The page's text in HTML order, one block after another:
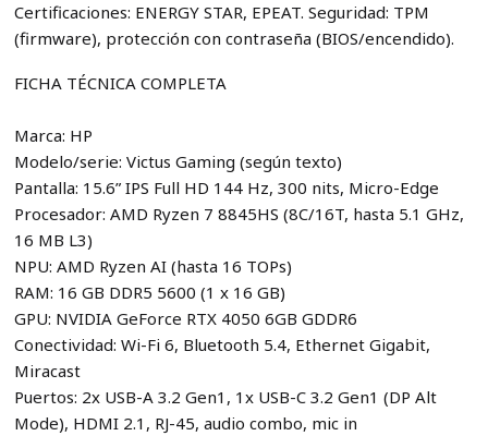
Certificaciones: ENERGY STAR, EPEAT. Seguridad: TPM
(firmware), protección con contraseña (BIOS/encendido).
FICHA TÉCNICA COMPLETA
Marca: HP
Modelo/serie: Victus Gaming (según texto)
Pantalla: 15.6” IPS Full HD 144 Hz, 300 nits, Micro-Edge
Procesador: AMD Ryzen 7 8845HS (8C/16T, hasta 5.1 GHz,
16 MB L3)
NPU: AMD Ryzen AI (hasta 16 TOPs)
RAM: 16 GB DDR5 5600 (1 x 16 GB)
GPU: NVIDIA GeForce RTX 4050 6GB GDDR6
Conectividad: Wi-Fi 6, Bluetooth 5.4, Ethernet Gigabit,
Miracast
Puertos: 2x USB-A 3.2 Gen1, 1x USB-C 3.2 Gen1 (DP Alt
Mode), HDMI 2.1, RJ-45, audio combo, mic in